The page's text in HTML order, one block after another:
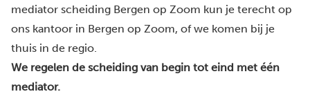
mediator scheiding Bergen op Zoom kun je terecht op
ons kantoor in Bergen op Zoom, of we komen bij je
thuis in de regio.
We regelen de scheiding van begin tot eind met één
mediator.